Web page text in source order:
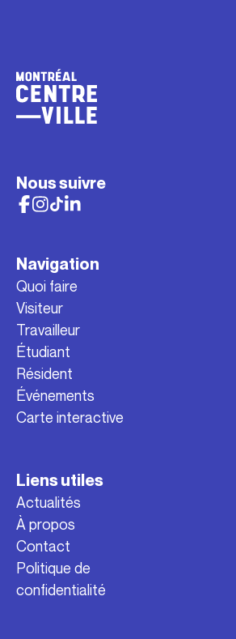
Nous suivre
Navigation
Quoi faire
Visiteur
Travailleur
Étudiant
Résident
Événements
Carte interactive
Liens utiles
Actualités
À propos
Contact
Politique de
confidentialité